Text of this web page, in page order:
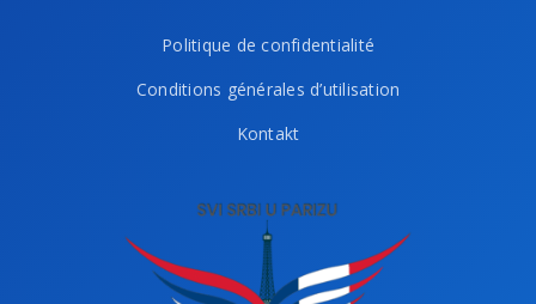
Politique de confidentialité
Conditions générales d’utilisation
Kontakt